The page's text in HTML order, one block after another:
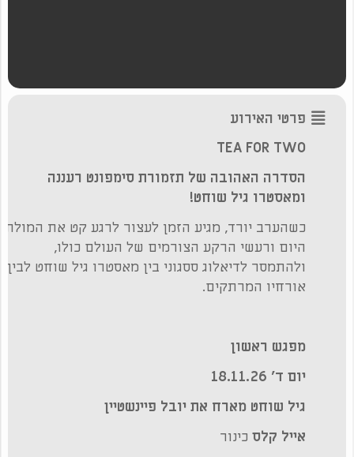
פרטי האירוע
TEA FOR TWO
‏הסדרה האהובה של תזמורת סימפונט רעננה
ומאסטרו גיל שוחט!
כשהערב יורד, מגיע הזמן לעצור לרגע קט את המולת
היום ורעשי הרקע הצורמים של העולם כולו,
ולהתמסר לדיאלוג ססגוני בין מאסטרו גיל שוחט לבין
אורחיו המרתקים.
מפגש ראשון
יום ד' 18.11.26
גיל שוחט מארח את יובל פיינשטיין
אייל קלס כינור